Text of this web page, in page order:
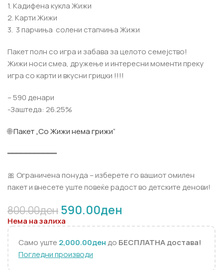
1. Кадифена кукла Жижи
2. Карти Жижи
3. 3 парчиња солени стапчиња Жижи
Пакет полн со игра и забава за целото семејство!
Жижи носи смеа, дружење и интересни моменти преку
игра со карти и вкусни грицки !!!!
– 590 денари
-Заштеда: 26.25%
🌐Пакет „Со Жижи нема грижи“
━━━━━━━━━━━
🎀 Ограничена понуда – изберете го вашиот омилен
пакет и внесете уште повеќе радост во детските денови!
800.00ден 590.00ден
Нема на залиха
Само уште 2,000.00дендо БЕСПЛАТНА достава!
Погледни производи